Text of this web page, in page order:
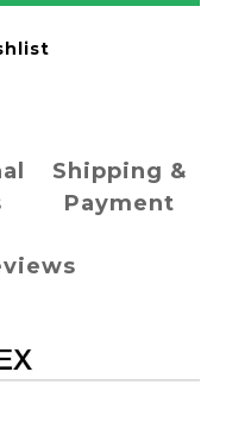
Shipping &
Payment